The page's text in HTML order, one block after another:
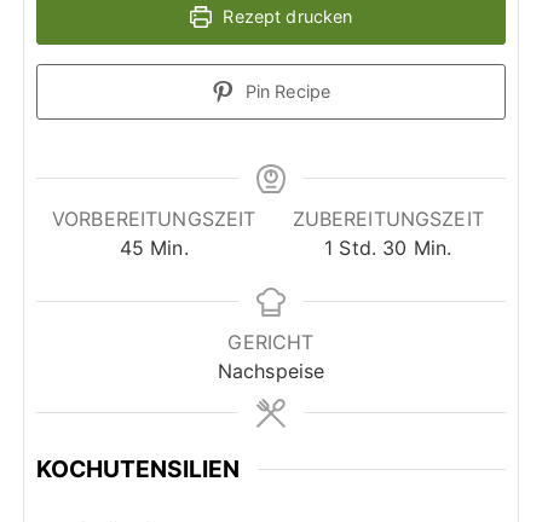
Rezept drucken
Pin Recipe
VORBEREITUNGSZEIT
45 M
n
n
Min.
ZUBEREITUNGSZEIT
1 S
u
Std. 30 M
n
n
Min.
GERICHT
Nachspeise
KOCHUTENSILIEN